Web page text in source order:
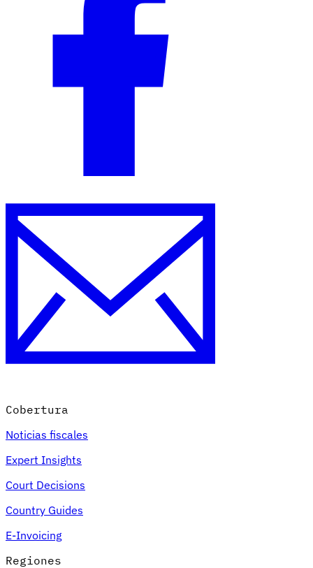
Cobertura
Noticias fiscales
Expert Insights
Court Decisions
Country Guides
E-Invoicing
Regiones